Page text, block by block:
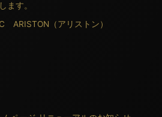
ます。
ARISTON（アリストン）